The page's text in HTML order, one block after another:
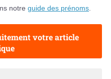
notre guide des prénoms
votre article